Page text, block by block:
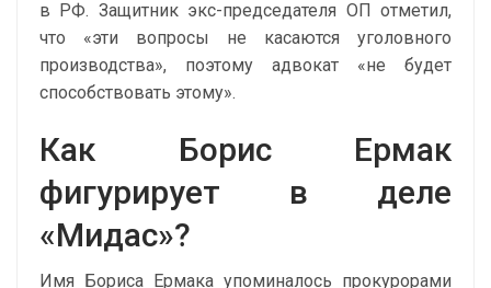
в РФ. Защитник экс-председателя ОП отметил,
что «эти вопросы не касаются уголовного
производства», поэтому адвокат «не будет
способствовать этому».
Как Борис Ермак
фигурирует в деле
«Мидас»?
Имя Бориса Ермака упоминалось прокурорами